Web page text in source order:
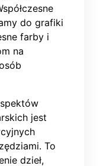
do grafiki
farby i
na
jest
To
dzieł,